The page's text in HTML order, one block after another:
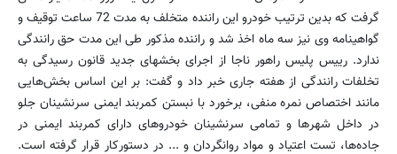
گرفت كه بدین ترتیب خودرو این راننده متخلف به مدت 72 ساعت توقیف و
گواهینامه وی نیز سه ماه اخذ شد و راننده مذكور طی این مدت حق رانندگی
ندارد. رییس پلیس راهور ناجا از اجرای بخشهای جدید قانون رسیدگی به
تخلفات رانندگی از هفته جاری خبر داد و گفت: بر این اساس بخش‌هایی
مانند اختصاص نمره منفی، برخورد با نبستن كمربند ایمنی سرنشینان جلو
در داخل شهرها و تمامی سرنشینان خودروهای دارای كمربند ایمنی در
جاده‌ها، تست اعتیاد و مواد روانگردان و ... در دستوركار قرار گرفته است.